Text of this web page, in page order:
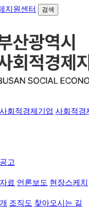
지원센터 검색
사회적경제기업 사회적경
고
료 언론보도 현장스케치
조직도 찾아오시는 길